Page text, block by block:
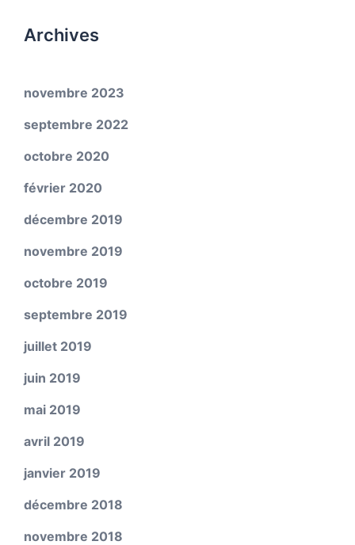
Archives
novembre 2023
septembre 2022
octobre 2020
février 2020
décembre 2019
novembre 2019
octobre 2019
septembre 2019
juillet 2019
juin 2019
mai 2019
avril 2019
janvier 2019
décembre 2018
novembre 2018